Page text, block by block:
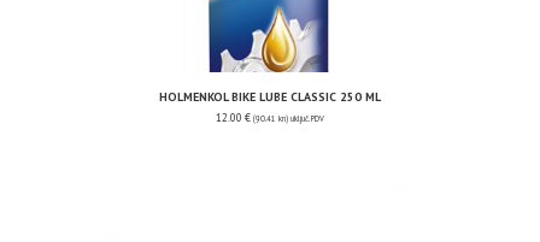
HOLMENKOL BIKE LUBE CLASSIC 250 ML
12.00 € (90.41 kn) uključ. PDV